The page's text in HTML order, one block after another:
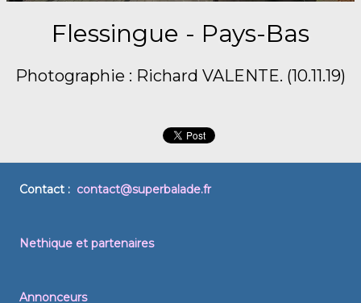
Flessingue - Pays-Bas
Photographie : Richard VALENTE. (10.11.19)
Contact : contact@superbalade.fr
Nethique et partenaires
Annonceurs